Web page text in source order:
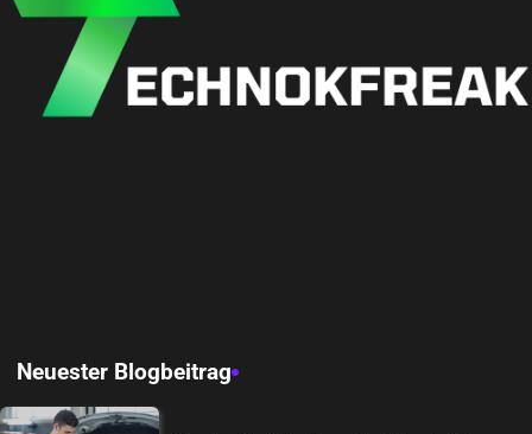
Neuester Blogbeitrag